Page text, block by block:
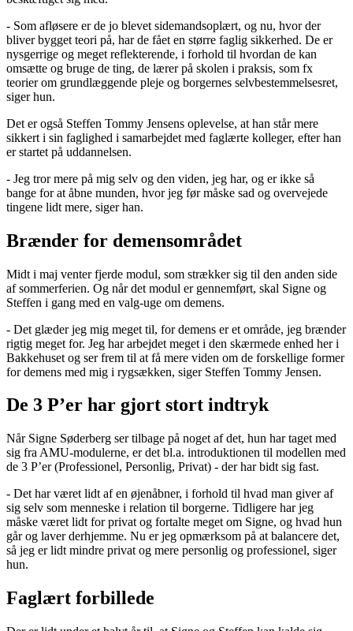
- Som afløsere er de jo blevet sidemandsoplært, og nu, hvor der
bliver bygget teori på, har de fået en større faglig sikkerhed. De er
nysgerrige og meget reflekterende, i forhold til hvordan de kan
omsætte og bruge de ting, de lærer på skolen i praksis, som fx
teorier om grundlæggende pleje og borgernes selvbestemmelsesret,
siger hun.
Det er også Steffen Tommy Jensens oplevelse, at han står mere
sikkert i sin faglighed i samarbejdet med faglærte kolleger, efter han
er startet på uddannelsen.
- Jeg tror mere på mig selv og den viden, jeg har, og er ikke så
bange for at åbne munden, hvor jeg før måske sad og overvejede
tingene lidt mere, siger han.
Brænder for demensområdet
Midt i maj venter fjerde modul, som strækker sig til den anden side
af sommerferien. Og når det modul er gennemført, skal Signe og
Steffen i gang med en valg-uge om demens.
- Det glæder jeg mig meget til, for demens er et område, jeg brænder
rigtig meget for. Jeg har arbejdet meget i den skærmede enhed her i
Bakkehuset og ser frem til at få mere viden om de forskellige former
for demens med mig i rygsækken, siger Steffen Tommy Jensen.
De 3 P’er har gjort stort indtryk
Når Signe Søderberg ser tilbage på noget af det, hun har taget med
sig fra AMU-modulerne, er det bl.a. introduktionen til modellen med
de 3 P’er (Professionel, Personlig, Privat) - der har bidt sig fast.
- Det har været lidt af en øjenåbner, i forhold til hvad man giver af
sig selv som menneske i relation til borgerne. Tidligere har jeg
måske været lidt for privat og fortalte meget om Signe, og hvad hun
går og laver derhjemme. Nu er jeg opmærksom på at balancere det,
så jeg er lidt mindre privat og mere personlig og professionel, siger
hun.
Faglært forbillede